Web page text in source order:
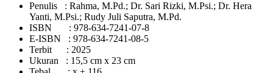
Penulis : Rahma, M.Pd.; Dr. Sari Rizki, M.Psi.; Dr. Hera
Yanti, M.Psi.; Rudy Juli Saputra, M.Pd.
ISBN : 978-634-7241-07-8
E-ISBN : 978-634-7241-08-5
Terbit : 2025
Ukuran : 15,5 cm x 23 cm